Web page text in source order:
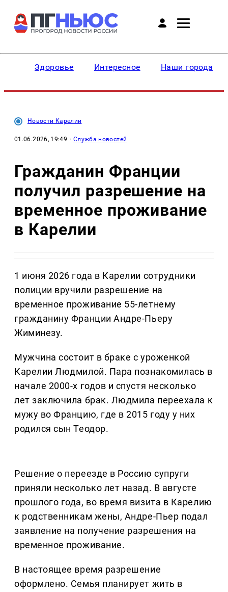
Здоровье Интересное Наши города
Новости Карелии
01.06.2026, 19:49 · Служба новостей
Гражданин Франции
получил разрешение на
временное проживание
в Карелии
1 июня 2026 года в Карелии сотрудники
полиции вручили разрешение на
временное проживание 55-летнему
гражданину Франции Андре-Пьеру
Жиминезу.
Мужчина состоит в браке с уроженкой
Карелии Людмилой. Пара познакомилась в
начале 2000-х годов и спустя несколько
лет заключила брак. Людмила переехала к
мужу во Францию, где в 2015 году у них
родился сын Теодор.
Решение о переезде в Россию супруги
приняли несколько лет назад. В августе
прошлого года, во время визита в Карелию
к родственникам жены, Андре-Пьер подал
заявление на получение разрешения на
временное проживание.
В настоящее время разрешение
оформлено. Семья планирует жить в